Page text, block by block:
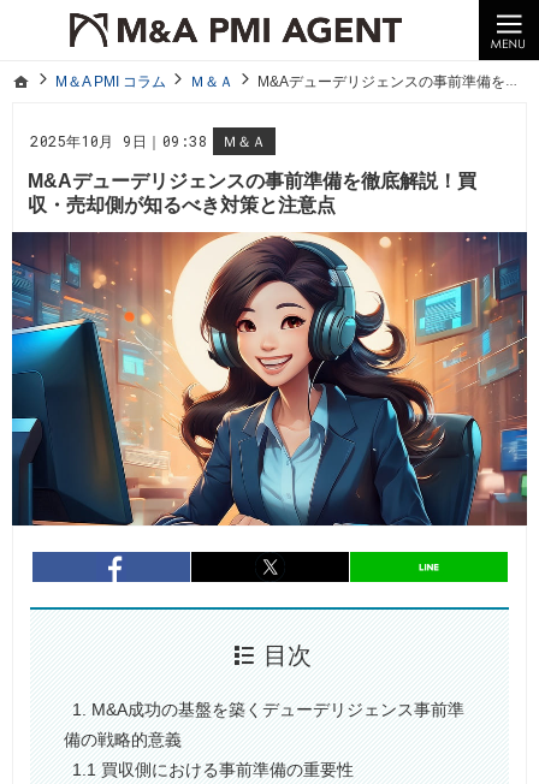
ホームM＆A PMI コラム Ｍ＆Ａ M&Aデューデリジェンスの事前準備を徹底解説！買収・売却側が知るべき対策と注意点
2025年10月 9日｜09:38 Ｍ＆Ａ
M&Aデューデリジェンスの事前準備を徹底解説！買
収・売却側が知るべき対策と注意点
10年以上の経験。企業の経営統合や売却はM＆A PMI AGENTへ。
M＆A PMI コラム｜M＆A・PMI・事業承継のポイントや成功事例をわかりやすくご紹介
entry750 entry750
目次
1. M&A成功の基盤を築くデューデリジェンス事前準
備の戦略的意義
1.1 買収側における事前準備の重要性
ホームM＆A PMI コラム Ｍ＆Ａ M&Aデューデリジェンスの事前準備を徹底解説！買収・売却側が知るべき対策と注意点